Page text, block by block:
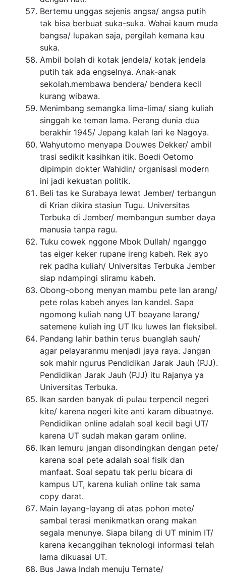
Bertemu unggas sejenis angsa/ angsa putih
tak bisa berbuat suka-suka. Wahai kaum muda
bangsa/ lupakan saja, pergilah kemana kau
suka.
Ambil bolah di kotak jendela/ kotak jendela
putih tak ada engselnya. Anak-anak
sekolah.membawa bendera/ bendera kecil
kurang wibawa.
Menimbang semangka lima-lima/ siang kuliah
singgah ke teman lama. Perang dunia dua
berakhir 1945/ Jepang kalah lari ke Nagoya.
Wahyutomo menyapa Douwes Dekker/ ambil
trasi sedikit kasihkan itik. Boedi Oetomo
dipimpin dokter Wahidin/ organisasi modern
ini jadi kekuatan politik.
Beli tas ke Surabaya lewat Jember/ terbangun
di Krian dikira stasiun Tugu. Universitas
Terbuka di Jember/ membangun sumber daya
manusia tanpa ragu.
Tuku cowek nggone Mbok Dullah/ nganggo
tas eiger keker rupane ireng kabeh. Rek ayo
rek padha kuliah/ Universitas Terbuka Jember
siap ndampingi sliramu kabeh.
Obong-obong menyan mambu pete lan arang/
pete rolas kabeh anyes lan kandel. Sapa
ngomong kuliah nang UT beayane larang/
satemene kuliah ing UT Iku luwes lan fleksibel.
Pandang lahir bathin terus buanglah sauh/
agar pelayaranmu menjadi jaya raya. Jangan
sok mahir ngurus Pendidikan Jarak Jauh (PJJ).
Pendidikan Jarak Jauh (PJJ) itu Rajanya ya
Universitas Terbuka.
Ikan sarden banyak di pulau terpencil negeri
kite/ karena negeri kite anti karam dibuatnye.
Pendidikan online adalah soal kecil bagi UT/
karena UT sudah makan garam online.
Ikan lemuru jangan disondingkan dengan pete/
karena soal pete adalah soal fisik dan
manfaat. Soal sepatu tak perlu bicara di
kampus UT, karena kuliah online tak sama
copy darat.
Main layang-layang di atas pohon mete/
sambal terasi menikmatkan orang makan
segala menunye. Siapa bilang di UT minim IT/
karena kecanggihan teknologi informasi telah
lama dikuasai UT.
Bus Jawa Indah menuju Ternate/